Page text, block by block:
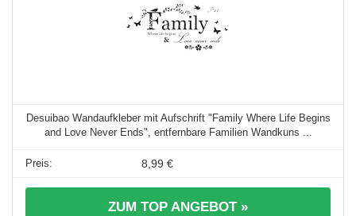
Desuibao Wandaufkleber mit Aufschrift "Family Where Life Begins
and Love Never Ends", entfernbare Familien Wandkuns ...
8,99 €
ZUM TOP ANGEBOT »